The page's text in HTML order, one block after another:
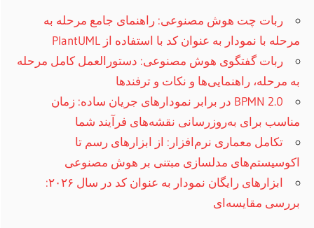
ربات چت هوش مصنوعی: راهنمای جامع مرحله به
مرحله با نمودار به عنوان کد با استفاده از PlantUML
ربات گفتگوی هوش مصنوعی: دستورالعمل کامل مرحله
به مرحله، راهنمایی‌ها و نکات و ترفند‌ها
BPMN 2.0 در برابر نمودارهای جریان ساده: زمان
مناسب برای به‌روزرسانی نقشه‌های فرآیند شما
تکامل معماری نرم‌افزار: از ابزارهای رسم تا
اکوسیستم‌های مدلسازی مبتنی بر هوش مصنوعی
ابزارهای رایگان نمودار به عنوان کد در سال ۲۰۲۶:
بررسی مقایسه‌ای